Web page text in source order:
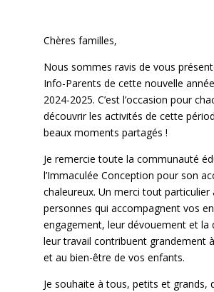
Chères familles,
Nous sommes ravis de vous
Info-Parents de cette nouvelle
2024-2025. C’est l’occasion pour
découvrir les activités de cette
beaux moments partagés !
Je remercie toute la communauté
l’Immaculée Conception pour son
chaleureux. Un merci tout particulier
personnes qui accompagnent vos
engagement, leur dévouement et la
leur travail contribuent grandement
et au bien-être de vos enfants.
Je souhaite à tous, petits et grands,